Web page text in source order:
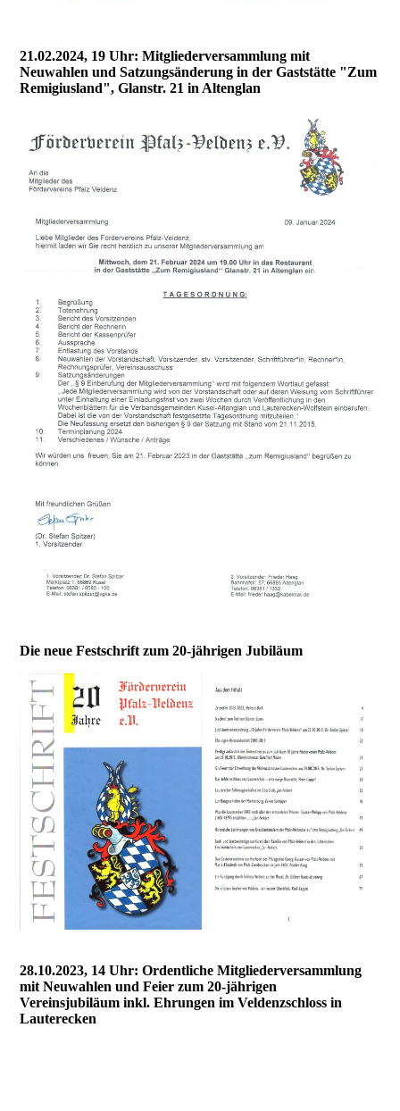
21.02.2024, 19 Uhr: Mitgliederversammlung mit
Neuwahlen und Satzungsänderung in der Gaststätte "Zum
Remigiusland", Glanstr. 21 in Altenglan
Die neue Festschrift zum 20-jährigen Jubiläum
28.10.2023, 14 Uhr: Ordentliche Mitgliederversammlung
mit Neuwahlen und Feier zum 20-jährigen
Vereinsjubiläum inkl. Ehrungen im Veldenzschloss in
Lauterecken